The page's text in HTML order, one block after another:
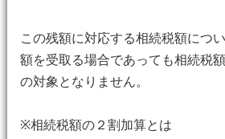
この残額に対応する相続税額につ
額を受取る場合であっても相続税
の対象となりません。
※相続税額の２割加算とは